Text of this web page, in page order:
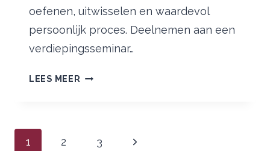
oefenen, uitwisselen en waardevol
persoonlijk proces. Deelnemen aan een
verdiepingsseminar…
LEES MEER VERDIEPINGSSEMINAR
VERTROUWEN
Paginanavigatie
1 2 3
Volgende